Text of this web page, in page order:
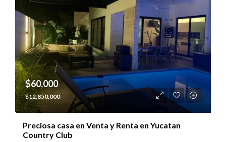
$60,000
$12,850,000
Preciosa casa en Venta y Renta en Yucatan
Country Club